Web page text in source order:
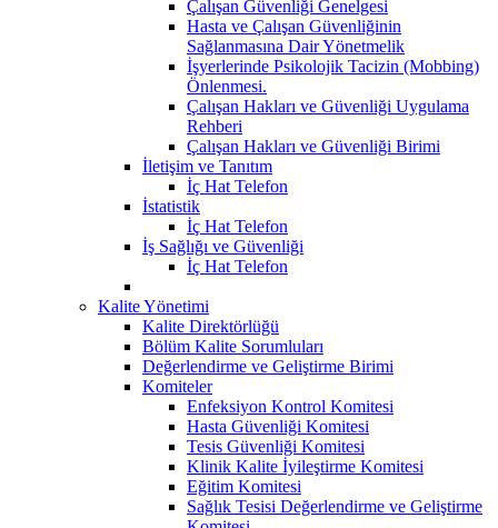
Çalışan Güvenliği Genelgesi
Hasta ve Çalışan Güvenliğinin
Sağlanmasına Dair Yönetmelik
İşyerlerinde Psikolojik Tacizin (Mobbing)
Önlenmesi.
Çalışan Hakları ve Güvenliği Uygulama
Rehberi
Çalışan Hakları ve Güvenliği Birimi
İletişim ve Tanıtım
İç Hat Telefon
İstatistik
İç Hat Telefon
İş Sağlığı ve Güvenliği
İç Hat Telefon
Kalite Yönetimi
Kalite Direktörlüğü
Bölüm Kalite Sorumluları
Değerlendirme ve Geliştirme Birimi
Komiteler
Enfeksiyon Kontrol Komitesi
Hasta Güvenliği Komitesi
Tesis Güvenliği Komitesi
Klinik Kalite İyileştirme Komitesi
Eğitim Komitesi
Sağlık Tesisi Değerlendirme ve Geliştirme